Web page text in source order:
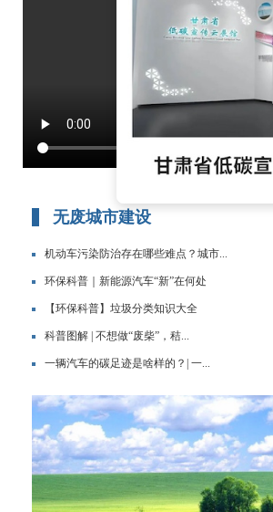
无废城市建设
机动车污染防治存在哪些难点？城市...
环保科普｜新能源汽车“新”在何处
【环保科普】垃圾分类知识大全
科普图解 | 不想做“废柴”，秸...
一辆汽车的碳足迹是啥样的？| 一...